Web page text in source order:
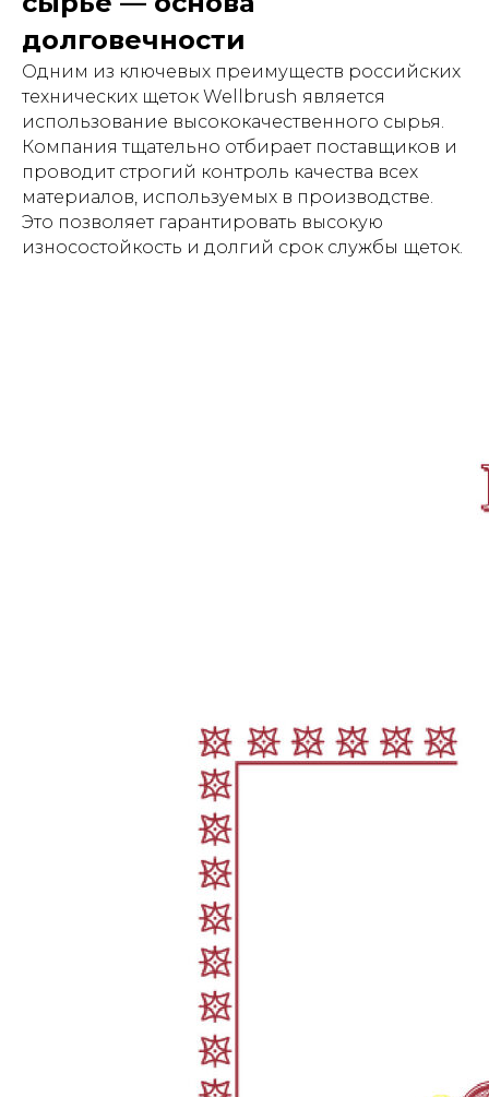
долговечности
Одним из ключевых преимуществ российских
технических щеток Wellbrush является
использование высококачественного сырья.
Компания тщательно отбирает поставщиков и
проводит строгий контроль качества всех
материалов, используемых в производстве.
Это позволяет гарантировать высокую
износостойкость и долгий срок службы щеток.